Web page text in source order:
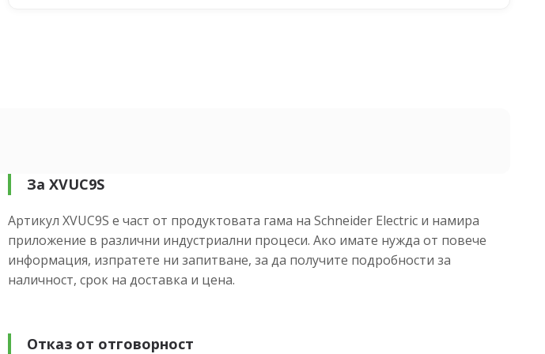
За XVUC9S
Артикул XVUC9S е част от продуктовата гама на Schneider Electric и намира
приложение в различни индустриални процеси. Ако имате нужда от повече
информация, изпратете ни запитване, за да получите подробности за
наличност, срок на доставка и цена.
Отказ от отговорност